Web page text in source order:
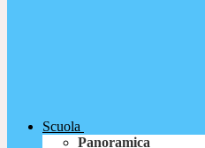
Scuola
Panoramica